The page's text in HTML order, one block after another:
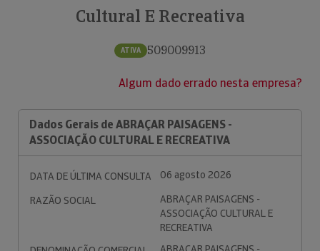
Cultural E Recreativa
ATIVA 509009913
Algum dado errado nesta empresa?
Dados Gerais de ABRAÇAR PAISAGENS -
ASSOCIAÇÃO CULTURAL E RECREATIVA
DATA DE ÚLTIMA CONSULTA
06 agosto 2026
RAZÃO SOCIAL
ABRAÇAR PAISAGENS -
ASSOCIAÇÃO CULTURAL E
RECREATIVA